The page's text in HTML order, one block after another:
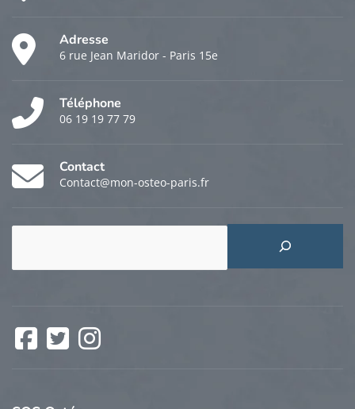
Adresse
6 rue Jean Maridor - Paris 15e
Téléphone
06 19 19 77 79
Contact
Contact@mon-osteo-paris.fr
Facebook